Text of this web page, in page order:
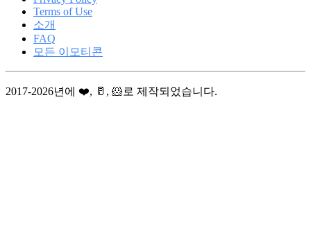
Terms of Use
소개
FAQ
모든 이모티콘
2017-2026년에 ❤️, 🥛, 🐹로 제작되었습니다.